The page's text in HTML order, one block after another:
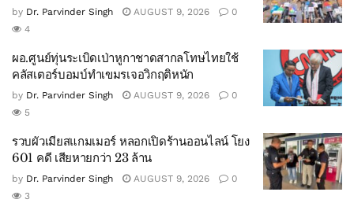
by Dr. Parvinder Singh AUGUST 9, 2026
0
4
ผอ.ศูนย์ทุ่นระเบิดเป่าหูกาชาดสากลโทษไทยใช้
คลัสเตอร์บอมบ์ทำเขมรเจอวิกฤติหนัก
by Dr. Parvinder Singh AUGUST 9, 2026
0
5
รวบผัวเมียสแกมเมอร์ หลอกเปิดร้านออนไลน์ โยง
601 คดี เสียหายกว่า 23 ล้าน
by Dr. Parvinder Singh AUGUST 9, 2026
0
3